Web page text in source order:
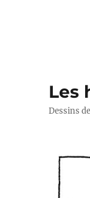
Les
Dessins